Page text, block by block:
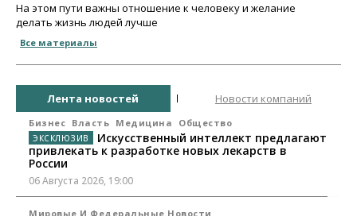
На этом пути важны отношение к человеку и желание
делать жизнь людей лучше
Все материалы
Лента новостей Новости компаний
Бизнес Власть Медицина Общество
Искусственный интеллект предлагают
привлекать к разработке новых лекарств в
России
06 Августа 2026, 19:00
Мировые И Федеральные Новости